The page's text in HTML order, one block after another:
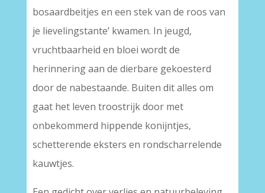
bosaardbeitjes en een stek van de roos van
je lievelingstante’ kwamen. In jeugd,
vruchtbaarheid en bloei wordt de
herinnering aan de dierbare gekoesterd
door de nabestaande. Buiten dit alles om
gaat het leven troostrijk door met
onbekommerd hippende konijntjes,
schetterende eksters en rondscharrelende
kauwtjes.